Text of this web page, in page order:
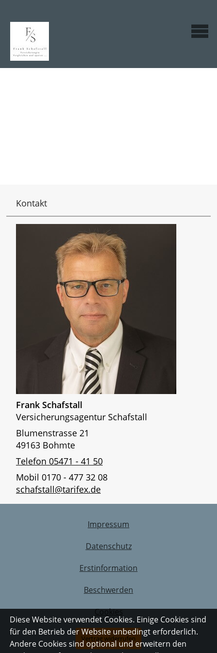
Kontakt
Frank Schafstall
Versicherungsagentur Schafstall
Blumenstrasse 21
49163 Bohmte
Telefon 05471 - 41 50
Mobil 0170 - 477 32 08
schafstall@tarifex.de
Impressum
Datenschutz
Erstinformation
Beschwerden
Cookies
Vertrag widerrufen
Diese Website verwendet Cookies. Einige Cookies sind
für den Betrieb der Website unbedingt erforderlich.
Andere Cookies sind optional und erweitern den